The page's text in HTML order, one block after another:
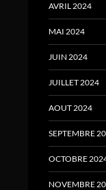
AVRIL 2024
MAI 2024
JUIN 2024
JUILLET 2024
AOUT 2024
SEPTEMBRE
OCTOBRE
NOVEMBRE